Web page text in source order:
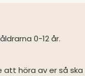
0-12 år.
höra av er så ska